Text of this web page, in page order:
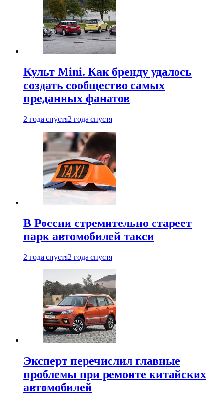
Культ Mini. Как бренду удалось
создать сообщество самых
преданных фанатов
2 года спустя2 года спустя
В России стремительно стареет
парк автомобилей такси
2 года спустя2 года спустя
Эксперт перечислил главные
проблемы при ремонте китайских
автомобилей